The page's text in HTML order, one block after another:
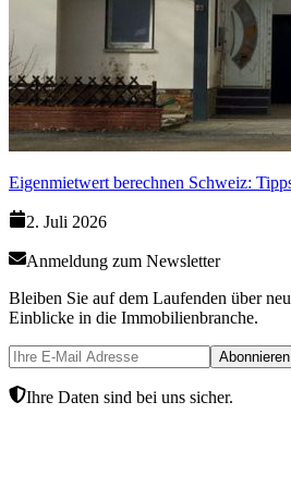
Eigenmietwert berechnen Schweiz:
2. Juli 2026
Anmeldung zum Newsletter
Bleiben Sie auf dem Laufenden über
Einblicke in die Immobilienbranche.
Abonnieren
Ihre Daten sind bei uns sicher.